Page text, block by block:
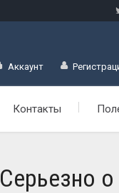
Аккаунт
Контакты
Серьезно